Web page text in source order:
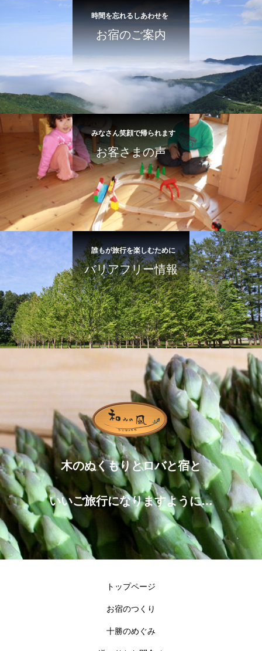
時間を忘れるしあわせを
お宿のご案内
みなさん笑顔で帰られます
お客さまの声
誰もが旅行を楽しむために
バリアフリー情報
木のぬくもりとロバと宿と
いいご旅行になりますように…
トップページ
お宿のつくり
十勝のめぐみ